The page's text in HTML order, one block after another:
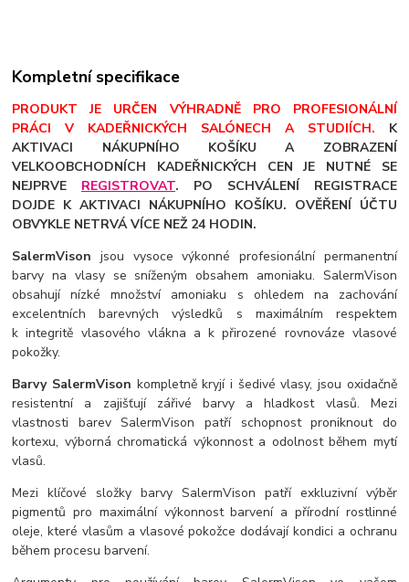
Kompletní specifikace
PRODUKT JE URČEN VÝHRADNĚ PRO PROFESIONÁLNÍ
PRÁCI V KADEŘNICKÝCH SALÓNECH A STUDIÍCH. K
AKTIVACI NÁKUPNÍHO KOŠÍKU A ZOBRAZENÍ
VELKOOBCHODNÍCH KADEŘNICKÝCH CEN JE NUTNÉ SE
NEJPRVE REGISTROVAT. PO SCHVÁLENÍ REGISTRACE
DOJDE K AKTIVACI NÁKUPNÍHO KOŠÍKU. OVĚŘENÍ ÚČTU
OBVYKLE NETRVÁ VÍCE NEŽ 24 HODIN.
SalermVison jsou vysoce výkonné profesionální permanentní
barvy na vlasy se sníženým obsahem amoniaku. SalermVison
obsahují nízké množství amoniaku s ohledem na zachování
excelentních barevných výsledků s maximálním respektem
k integritě vlasového vlákna a k přirozené rovnováze vlasové
pokožky.
Barvy SalermVison kompletně kryjí i šedivé vlasy, jsou oxidačně
resistentní a zajišťují zářivé barvy a hladkost vlasů. Mezi
vlastnosti barev SalermVison patří schopnost proniknout do
kortexu, výborná chromatická výkonnost a odolnost během mytí
vlasů.
Mezi klíčové složky barvy SalermVison patří exkluzivní výběr
pigmentů pro maximální výkonnost barvení a přírodní rostlinné
oleje, které vlasům a vlasové pokožce dodávají kondici a ochranu
během procesu barvení.